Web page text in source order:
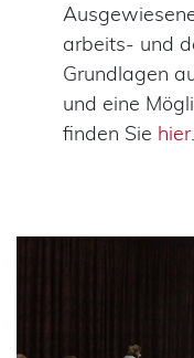
arbeits- und
Grundlagen
und eine
finden Sie hier.